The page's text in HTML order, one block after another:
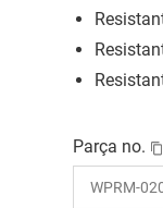
Parça no.